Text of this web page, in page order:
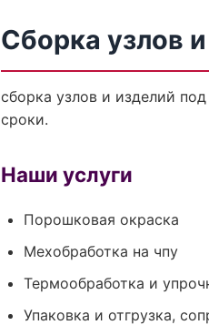
Сборка узлов
сборка узлов и изделий
сроки.
Наши услуги
Порошковая окраска
Мехобработка на чпу
Термообработка и
Упаковка и отгрузка,